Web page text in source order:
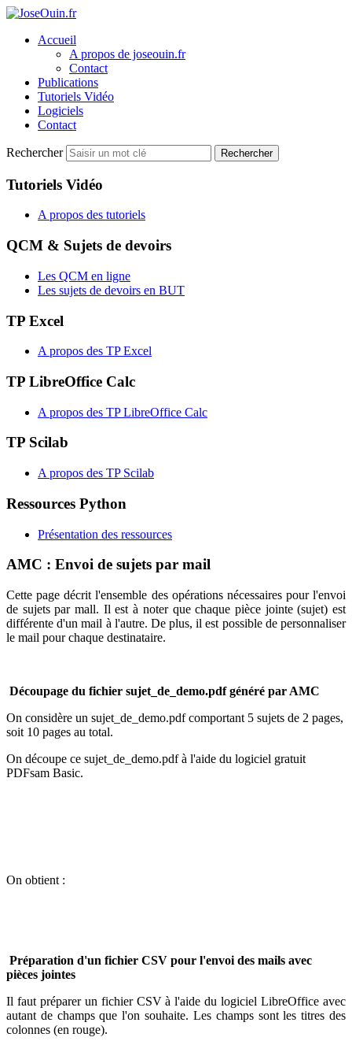
Accueil
A propos de joseouin.fr
Contact
Publications
Tutoriels Vidéo
Logiciels
Contact
Rechercher Rechercher
Tutoriels Vidéo
A propos des tutoriels
QCM & Sujets de devoirs
Les QCM en ligne
Les sujets de devoirs en BUT
TP Excel
A propos des TP Excel
TP LibreOffice Calc
A propos des TP LibreOffice Calc
TP Scilab
A propos des TP Scilab
Ressources Python
Présentation des ressources
AMC : Envoi de sujets par mail
Cette page décrit l'ensemble des opérations nécessaires pour l'envoi
de sujets par mall. Il est à noter que chaque pièce jointe (sujet) est
différente d'un mail à l'autre. De plus, il est possible de personnaliser
le mail pour chaque destinataire.
Découpage du fichier sujet_de_demo.pdf généré par AMC
On considère un sujet_de_demo.pdf comportant 5 sujets de 2 pages,
soit 10 pages au total.
On découpe ce sujet_de_demo.pdf à l'aide du logiciel gratuit
PDFsam Basic.
On obtient :
Préparation d'un fichier CSV pour l'envoi des mails avec
pièces jointes
Il faut préparer un fichier CSV à l'aide du logiciel LibreOffice avec
autant de champs que l'on souhaite. Les champs sont les titres des
colonnes (en rouge).